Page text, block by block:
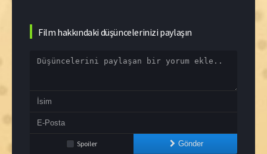
Film hakkındaki düşüncelerinizi paylaşın
Spoiler Gönder